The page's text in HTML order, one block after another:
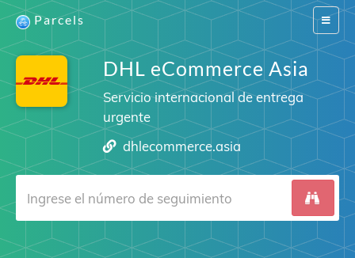
Switch
Parcels
DHL eCommerce Asia
Servicio internacional de entrega
urgente
dhlecommerce.asia